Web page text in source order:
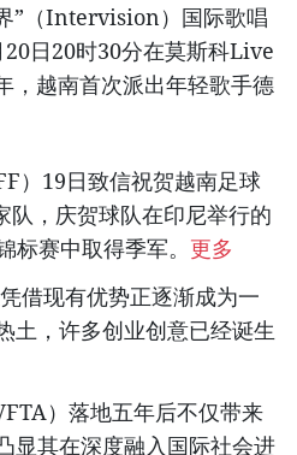
”（Intervision）国际歌唱
日20时30分在莫斯科Live
，越南首次派出年轻歌手德
）19日致信祝贺越南足球
队，庆贺球队在印尼举行的
标赛中取得季军。 更多
借现有优势正逐渐成为一
土，许多创业创意已经诞生
）落地五年后不仅带来
显其在深度融入国际社会进